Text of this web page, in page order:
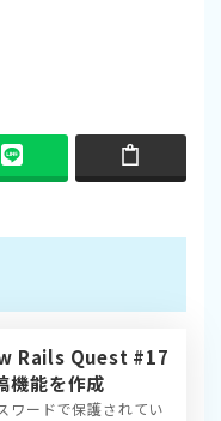
Rails Quest #17
機能を作成
ワードで保護されてい